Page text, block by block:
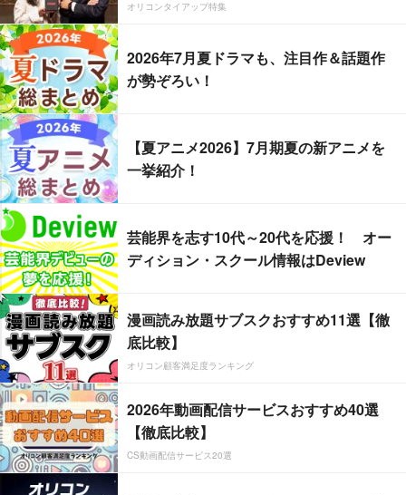
オリコンタイアップ特集
2026年7月夏ドラマも、注目作＆話題作
が勢ぞろい！
【夏アニメ2026】7月期夏の新アニメを
一挙紹介！
芸能界を志す10代～20代を応援！ オー
ディション・スクール情報はDeview
漫画読み放題サブスクおすすめ11選【徹
底比較】
オリコン顧客満足度ランキング
2026年動画配信サービスおすすめ40選
【徹底比較】
CS動画配信サービス20選